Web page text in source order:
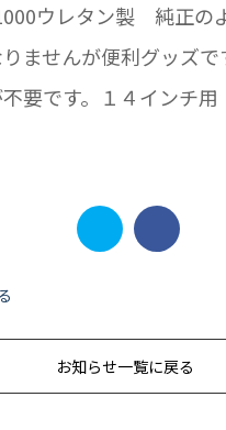
ウレタン製 純正の
りませんが便利グッズ
要です。１４インチ用
お知らせ一覧に戻る